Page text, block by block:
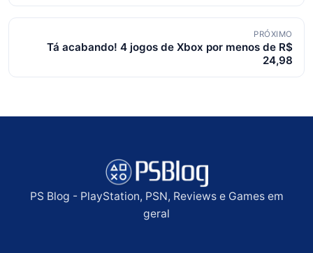
posts
PRÓXIMO
Tá acabando! 4 jogos de Xbox por menos de R$
24,98
PS Blog - PlayStation, PSN, Reviews e Games em
geral